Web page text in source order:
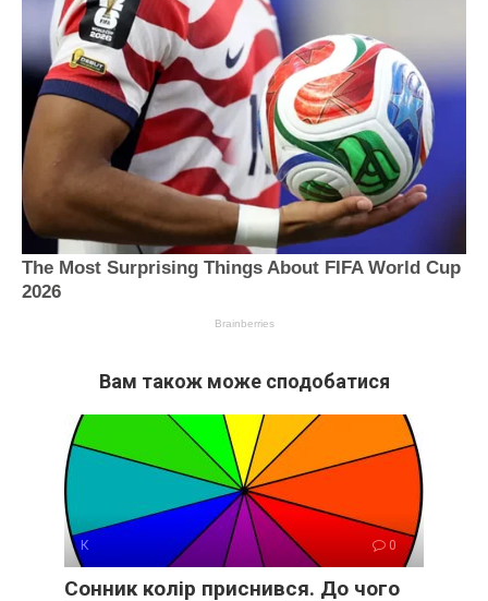
Вам також може сподобатися
К 0
Сонник колір приснився. До чого